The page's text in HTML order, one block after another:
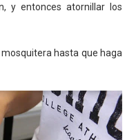
y entonces atornillar los
hasta que haga